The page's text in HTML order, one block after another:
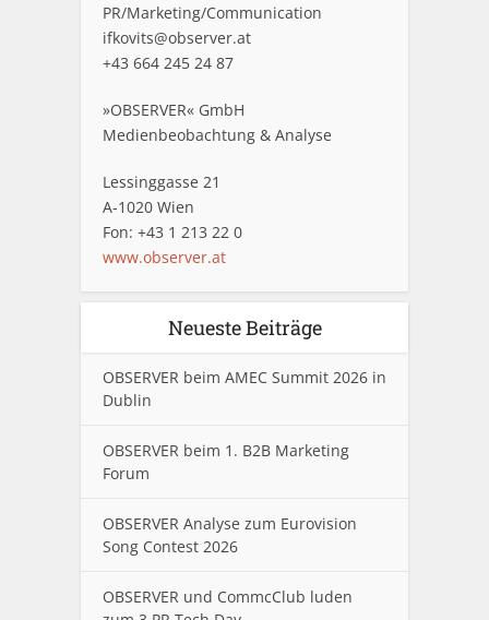
PR/Marketing/Communication
ifkovits@observer.at
+43 664 245 24 87
»OBSERVER« GmbH
Medienbeobachtung & Analyse
Lessinggasse 21
A-1020 Wien
Fon: +43 1 213 22 0
www.observer.at
Neueste Beiträge
OBSERVER beim AMEC Summit 2026 in
Dublin
OBSERVER beim 1. B2B Marketing
Forum
OBSERVER Analyse zum Eurovision
Song Contest 2026
OBSERVER und CommcClub luden